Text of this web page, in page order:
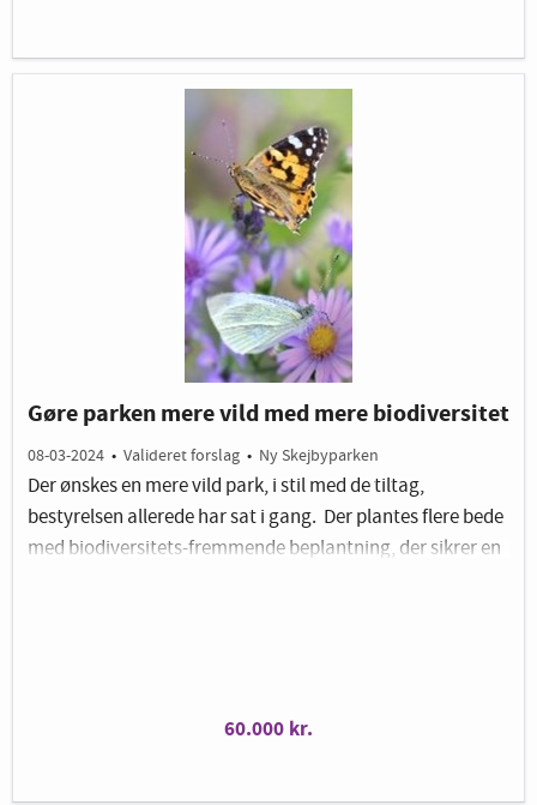
Gøre parken mere vild med mere biodiversitet
08-03-2024 • Valideret forslag • Ny Skejbyparken
Der ønskes en mere vild park, i stil med de tiltag,
bestyrelsen allerede har sat i gang. Der plantes flere bede
med biodiversitets-fremmende beplantning, der sikrer en
gerne i spiraler, der også fremmer biodiversitet, fx ved at
60.000 kr.